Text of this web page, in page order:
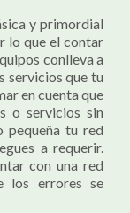
y primordial
lo que el contar
conlleva a
servicios que tu
en cuenta que
o servicios sin
pequeña tu red
a requerir.
con una red
los errores se